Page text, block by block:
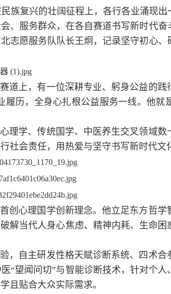
族复兴的壮阔征程上，各行各业涌现
、服务群众，在各自赛道书写新时代
志愿服务队队长王炯，记录坚守初心
上，有一位深耕专业、躬身公益的践
历，全身心扎根公益服务一线。他就
理学、传统国学、中医养生交叉领域
会责任，用热爱与坚守书写新时代文
创心理国学创新理念。他立足东方哲
当代人身心焦虑、精神内耗、生命困
自主研发性格天赋诊断系统、四术
“望闻问切”与智能诊断技术，针对个
且贴合大众实际需求。